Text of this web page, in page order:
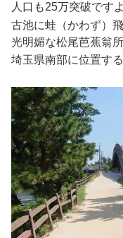
人口も25万突破ですよ
古池に蛙（かわず）
光明媚な松尾芭蕉翁
埼玉県南部に位置す